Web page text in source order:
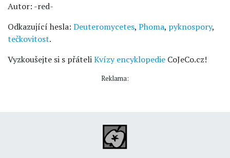
Autor: -red-
Odkazující hesla: Deuteromycetes, Phoma, pyknospory,
tečkovitost.
Vyzkoušejte si s přáteliKvízy encyklopedie CoJeCo.cz!
Reklama: